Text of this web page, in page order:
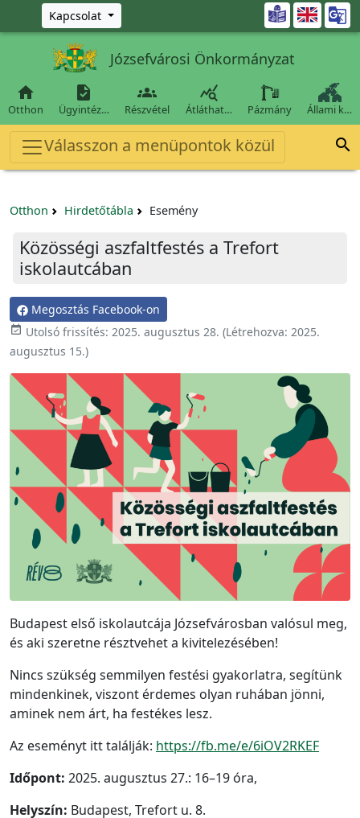
Ugrás a fő tartalomra
Kapcsolat 
Józsefvárosi Önkormányzat

Otthon

Ügyintéz…

Részvétel

Átláthat… Pázmány Állami k…
Válasszon a menüpontok közül 
Otthon Hirdetőtábla Esemény
Közösségi aszfaltfestés a Trefort
iskolautcában
Megosztás Facebook-on
 Utolsó frissítés: 2025. augusztus 28. (Létrehozva: 2025.
augusztus 15.)
Budapest első iskolautcája Józsefvárosban valósul meg,
és aki szeretne résztvehet a kivitelezésében!
Nincs szükség semmilyen festési gyakorlatra, segítünk
mindenkinek, viszont érdemes olyan ruhában jönni,
aminek nem árt, ha festékes lesz.
Az eseményt itt találják: https://fb.me/e/6iOV2RKEF
Időpont: 2025. augusztus 27.: 16–19 óra,
Helyszín: Budapest, Trefort u. 8.